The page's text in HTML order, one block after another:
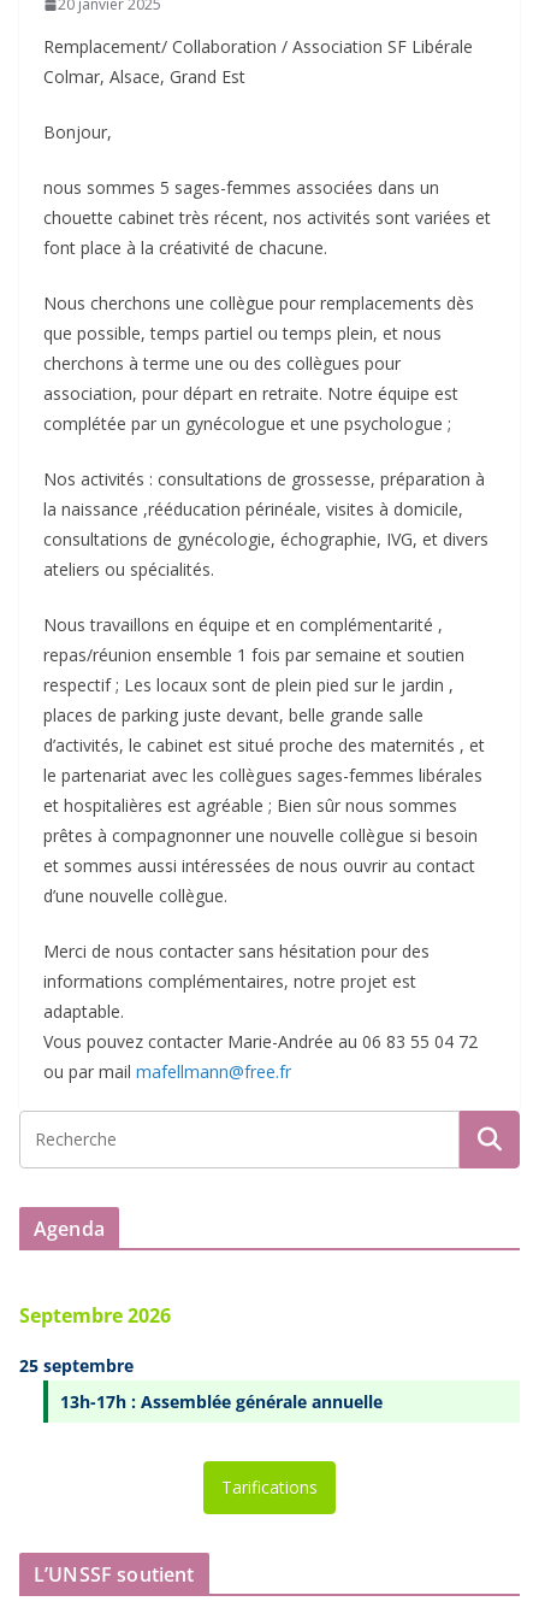
20 janvier 2025
Remplacement/ Collaboration / Association SF Libérale
Colmar, Alsace, Grand Est
Bonjour,
nous sommes 5 sages-femmes associées dans un
chouette cabinet très récent, nos activités sont variées et
font place à la créativité de chacune.
Nous cherchons une collègue pour remplacements dès
que possible, temps partiel ou temps plein, et nous
cherchons à terme une ou des collègues pour
association, pour départ en retraite. Notre équipe est
complétée par un gynécologue et une psychologue ;
Nos activités : consultations de grossesse, préparation à
la naissance ,rééducation périnéale, visites à domicile,
consultations de gynécologie, échographie, IVG, et divers
ateliers ou spécialités.
Nous travaillons en équipe et en complémentarité ,
repas/réunion ensemble 1 fois par semaine et soutien
respectif ; Les locaux sont de plein pied sur le jardin ,
places de parking juste devant, belle grande salle
d’activités, le cabinet est situé proche des maternités , et
le partenariat avec les collègues sages-femmes libérales
et hospitalières est agréable ; Bien sûr nous sommes
prêtes à compagnonner une nouvelle collègue si besoin
et sommes aussi intéressées de nous ouvrir au contact
d’une nouvelle collègue.
Merci de nous contacter sans hésitation pour des
informations complémentaires, notre projet est
adaptable.
Vous pouvez contacter Marie-Andrée au 06 83 55 04 72
ou par mail mafellmann@free.fr
Agenda
Septembre 2026
25 septembre
13h-17h : Assemblée générale annuelle
Tarifications
L’UNSSF soutient